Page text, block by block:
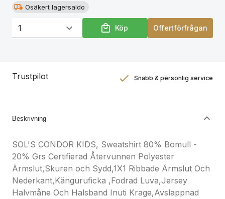
Osäkert lagersaldo
Köp Offertförfrågan
Trustpilot Snabb & personlig service
Beskrivning
SOL'S CONDOR KIDS, Sweatshirt 80% Bomull -
20% Grs Certifierad Återvunnen Polyester
Ärmslut,Skuren och Sydd,1X1 Ribbade Ärmslut Och
Nederkant,Känguruficka ,Fodrad Luva,Jersey
Halvmåne Och Halsband Inuti Krage,Avslappnad